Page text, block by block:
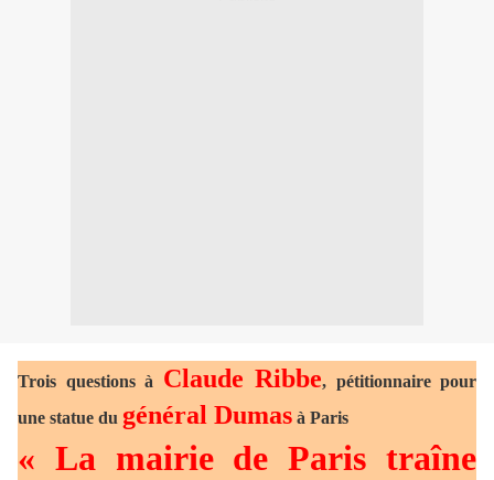
Trois questions à Claude Ribbe, pétitionnaire pour
une statue du général Dumas à Paris
« La mairie de Paris traîne